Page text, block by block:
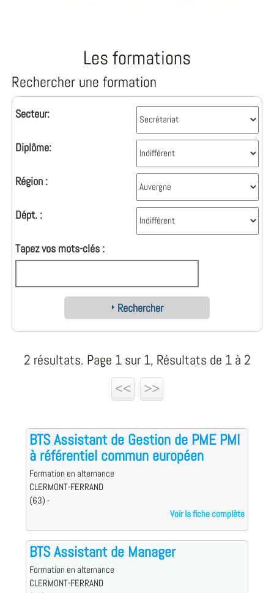
Les formations
Rechercher une formation
Secteur:
Diplôme:
Région :
Dépt. :
Tapez vos mots-clés :
Rechercher
2 résultats. Page 1 sur 1, Résultats de 1 à 2
<<
>>
BTS Assistant de Gestion de PME PMI
à référentiel commun européen
Formation en alternance
CLERMONT-FERRAND
(63) -
Voir la fiche complète
BTS Assistant de Manager
Formation en alternance
CLERMONT-FERRAND